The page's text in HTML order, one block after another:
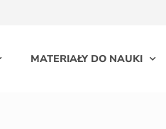
MATERIAŁY DO NAUKI